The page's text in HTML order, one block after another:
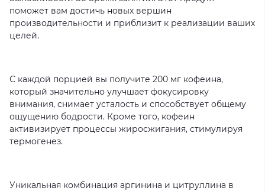
поможет вам достичь новых вершин
производительности и приблизит к реализации ваших
целей.
С каждой порцией вы получите 200 мг кофеина,
который значительно улучшает фокусировку
внимания, снимает усталость и способствует общему
ощущению бодрости. Кроме того, кофеин
активизирует процессы жиросжигания, стимулируя
термогенез.
Уникальная комбинация аргинина и цитруллина в